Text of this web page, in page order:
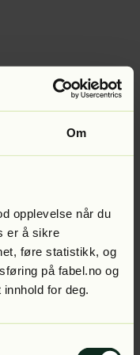
Om
opplevelse når du
er å sikre
føre statistikk, og
på fabel.no og
for deg.